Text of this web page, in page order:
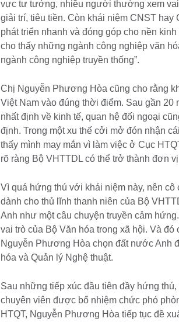
vực tư tưởng, nhiều người thường xem
giải trí, tiêu tiền. Còn khái niệm CNST
phát triển nhanh và đóng góp cho nền
cho thấy những ngành công nghiệp văn
ngành công nghiệp truyền thống”.
Chị Nguyễn Phương Hòa cũng cho rằng
Việt Nam vào đúng thời điểm. Sau gần
nhất định về kinh tế, quan hệ đối ngoại
định. Trong một xu thế cởi mở đón nhận
thấy mình may mắn vì làm việc ở Cục
rõ ràng Bộ VHTTDL có thể trở thành đơn
Vì quá hứng thú với khái niệm này, nên
dành cho thủ lĩnh thanh niên của Bộ
Anh như một câu chuyện truyền cảm
vai trò của Bộ Văn hóa trong xã hội. Và
Nguyễn Phương Hòa chọn đất nước Anh
hóa và Quản lý Nghệ thuật.
Sau những tiếp xúc đầu tiên đầy hứng
chuyên viên được bổ nhiệm chức phó
HTQT, Nguyễn Phương Hòa tiếp tục đề